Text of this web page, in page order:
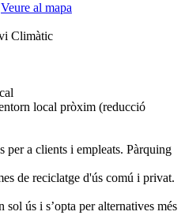
Veure al mapa
Pàrquing